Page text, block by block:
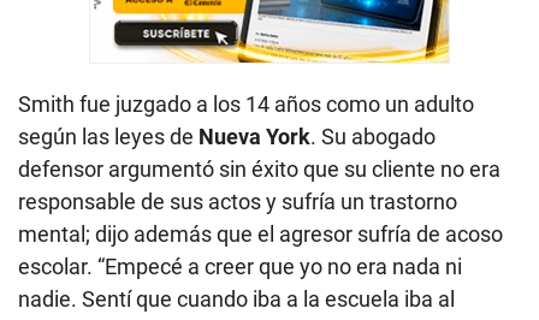
Smith fue juzgado a los 14 años como un adulto
según las leyes de Nueva York. Su abogado
defensor argumentó sin éxito que su cliente no era
responsable de sus actos y sufría un trastorno
mental; dijo además que el agresor sufría de acoso
escolar. “Empecé a creer que yo no era nada ni
nadie. Sentí que cuando iba a la escuela iba al